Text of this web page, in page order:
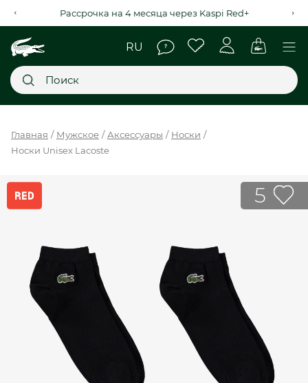
Рассрочка на 4 месяца через Kaspi Red+
НОВИНКИ
SALE
ЖЕНСКОЕ
МЫ LACOSTE
Главная Мужское Аксессуары
Носки
Носки Unisex Lacoste
5